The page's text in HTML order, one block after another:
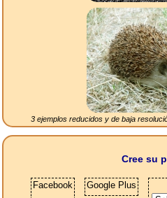
3 ejemplos reducidos y de baja
Cree su
Facebook Google Plus